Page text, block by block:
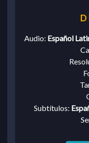
Audio: Español
Subtítulos: